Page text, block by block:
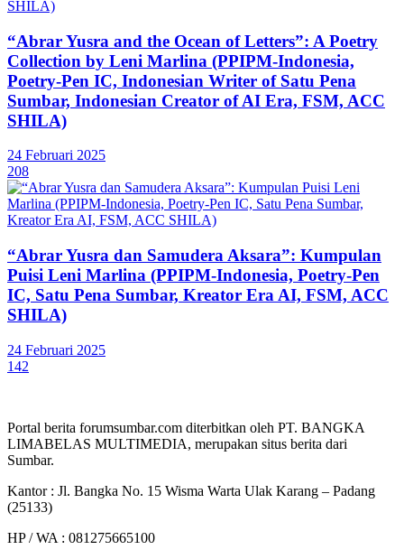
“Abrar Yusra and the Ocean of Letters”: A Poetry
Collection by Leni Marlina (PPIPM-Indonesia,
Poetry-Pen IC, Indonesian Writer of Satu Pena
Sumbar, Indonesian Creator of AI Era, FSM, ACC
SHILA)
24 Februari 2025
208
“Abrar Yusra dan Samudera Aksara”: Kumpulan
Puisi Leni Marlina (PPIPM-Indonesia, Poetry-Pen
IC, Satu Pena Sumbar, Kreator Era AI, FSM, ACC
SHILA)
24 Februari 2025
142
Portal berita forumsumbar.com diterbitkan oleh PT. BANGKA
LIMABELAS MULTIMEDIA, merupakan situs berita dari
Sumbar.
Kantor : Jl. Bangka No. 15 Wisma Warta Ulak Karang – Padang
(25133)
HP / WA : 081275665100